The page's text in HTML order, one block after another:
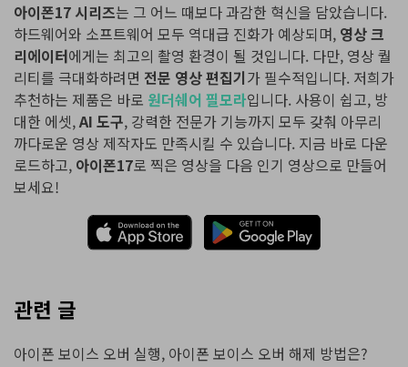
아이폰17 시리즈는 그 어느 때보다 과감한 혁신을 담았습니다.
하드웨어와 소프트웨어 모두 역대급 진화가 예상되며, 영상 크
리에이터에게는 최고의 촬영 환경이 될 것입니다. 다만, 영상 퀄
리티를 극대화하려면 전문 영상 편집기가 필수적입니다. 저희가
추천하는 제품은 바로 원더쉐어 필모라입니다. 사용이 쉽고, 방
대한 에셋,AI 도구, 강력한 전문가 기능까지 모두 갖춰 아무리
까다로운 영상 제작자도 만족시킬 수 있습니다. 지금 바로 다운
로드하고, 아이폰17로 찍은 영상을 다음 인기 영상으로 만들어
보세요!
관련 글
아이폰 보이스 오버 실행, 아이폰 보이스 오버 해제 방법은?